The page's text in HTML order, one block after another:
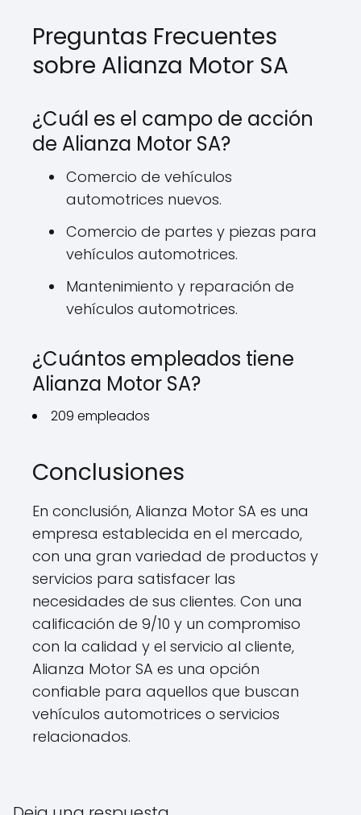
Preguntas Frecuentes
sobre Alianza Motor SA
¿Cuál es el campo de acción
de Alianza Motor SA?
Comercio de vehículos
automotrices nuevos.
Comercio de partes y piezas para
vehículos automotrices.
Mantenimiento y reparación de
vehículos automotrices.
¿Cuántos empleados tiene
Alianza Motor SA?
209 empleados
Conclusiones
En conclusión, Alianza Motor SA es una
empresa establecida en el mercado,
con una gran variedad de productos y
servicios para satisfacer las
necesidades de sus clientes. Con una
calificación de 9/10 y un compromiso
con la calidad y el servicio al cliente,
Alianza Motor SA es una opción
confiable para aquellos que buscan
vehículos automotrices o servicios
relacionados.